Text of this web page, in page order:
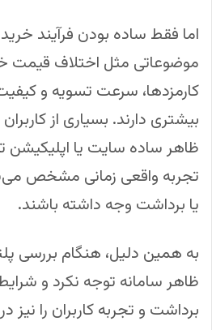
اما فقط ساده بودن فرآیند
موضوعاتی مثل اختلاف قیمت
کارمزدها، سرعت تسویه و
بیشتری دارند. بسیاری از
ظاهر ساده سایت یا اپلیکیشن
تجربه واقعی زمانی مشخص
یا برداشت وجه داشته باشند.
به همین دلیل، هنگام بررسی
ظاهر سامانه توجه نکرد و
برداشت و تجربه کاربران را نیز